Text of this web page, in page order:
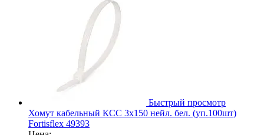
Быстрый просмотр
Хомут кабельный КСС 3х150 нейл. бел. (уп.100шт)
Fortisflex 49393